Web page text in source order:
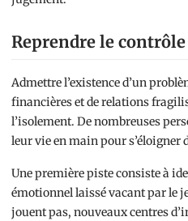
Reprendre le contrôle
Admettre l’existence d’un
financières et de relations
l’isolement. De nombreuses
leur vie en main pour s’éloigner
Une première piste consiste à
émotionnel laissé vacant par le
jouent pas, nouveaux centres